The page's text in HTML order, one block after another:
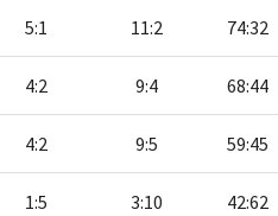
5:1 11:2 74:32
4:2 9:4 68:44
4:2 9:5 59:45
1:5 3:10 42:62